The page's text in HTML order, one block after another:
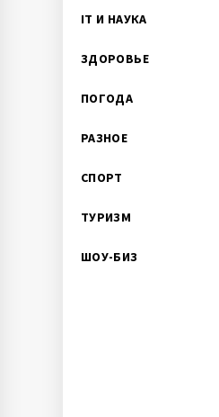
IT И НАУКА
ЗДОРОВЬЕ
ПОГОДА
РАЗНОЕ
СПОРТ
ТУРИЗМ
ШОУ-БИЗ